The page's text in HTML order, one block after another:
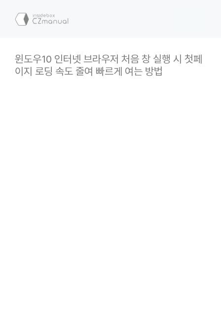
윈도우10 인터넷 브라우저 처음 창 실행 시 첫페
이지 로딩 속도 줄여 빠르게 여는 방법